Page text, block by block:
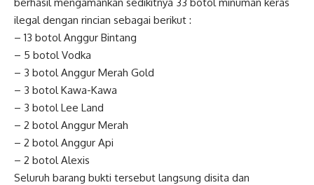
ilegal dengan rincian sebagai berikut :
– ​13 botol Anggur Bintang
– ​5 botol Vodka
– ​3 botol Anggur Merah Gold
– ​3 botol Kawa-Kawa
– ​3 botol Lee Land
– ​2 botol Anggur Merah
– ​2 botol Anggur Api
– ​2 botol Alexis
​Seluruh barang bukti tersebut langsung disita dan